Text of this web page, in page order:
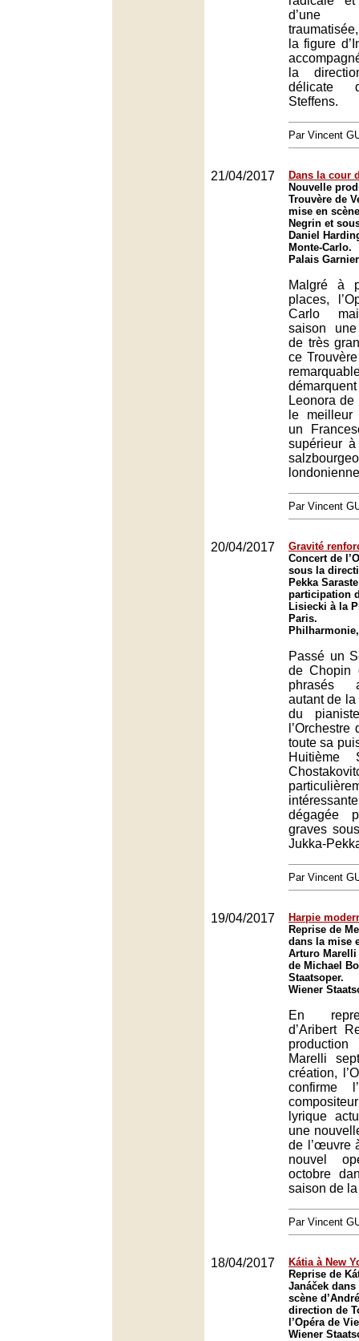
d’une
la figure
la
délicate
Steffens.
Par Vincent
21/04/2017
Dans la cour
Nouvelle
Trouvère de
mise en
Negrin et
Daniel
Monte-Carlo.
Palais
Malgré à
places,
Carlo
saison une
de très
ce
Leonora de
le meilleur
un
supérieur
Par Vincent
20/04/2017
Gravité
Concert de
sous la
Pekka
participation
Lisiecki à la
Paris.
Passé un
de Chopin
phrasés
autant de la
du
toute sa
Huitième
dégagée
graves
Jukka-
Par Vincent
19/04/2017
Harpie
Reprise de
dans la mise
Arturo
de Michael
Staatsoper.
Wiener
En
d’Aribert
production
Marelli
création,
confirme
lyrique
une
de l’œuvre
nouvel
octobre
saison de
Par Vincent
18/04/2017
Kátia à New
Reprise de
Janáček
scène
direction de
l’Opéra de
Wiener